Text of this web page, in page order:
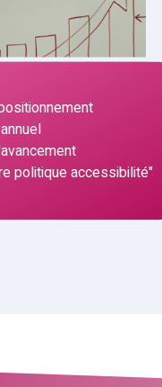
politique accessibilité"